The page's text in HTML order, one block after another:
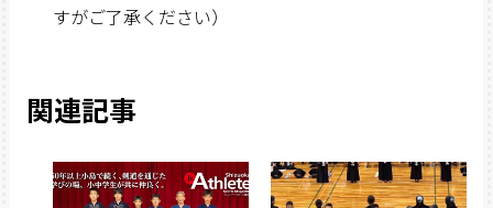
すがご了承ください）
関連記事